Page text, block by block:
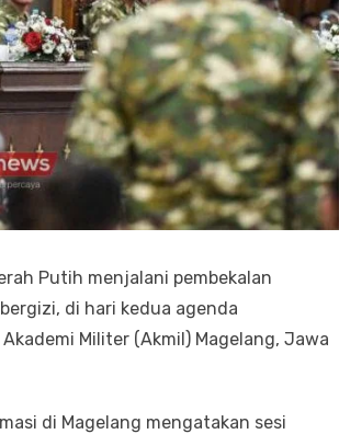
Putih menjalani pembekalan
di hari kedua agenda
Militer (Akmil) Magelang, Jawa
di Magelang mengatakan sesi